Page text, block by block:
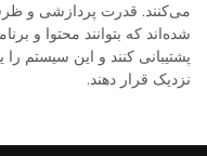
می‌کنند. قدرت پردازشی و
شده‌اند که بتوانند محتوا و
پشتیبانی کنند و این سیستم
نزدیک قرار دهند.